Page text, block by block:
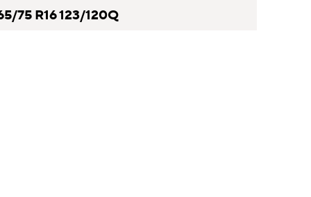
75 R16 123/120Q